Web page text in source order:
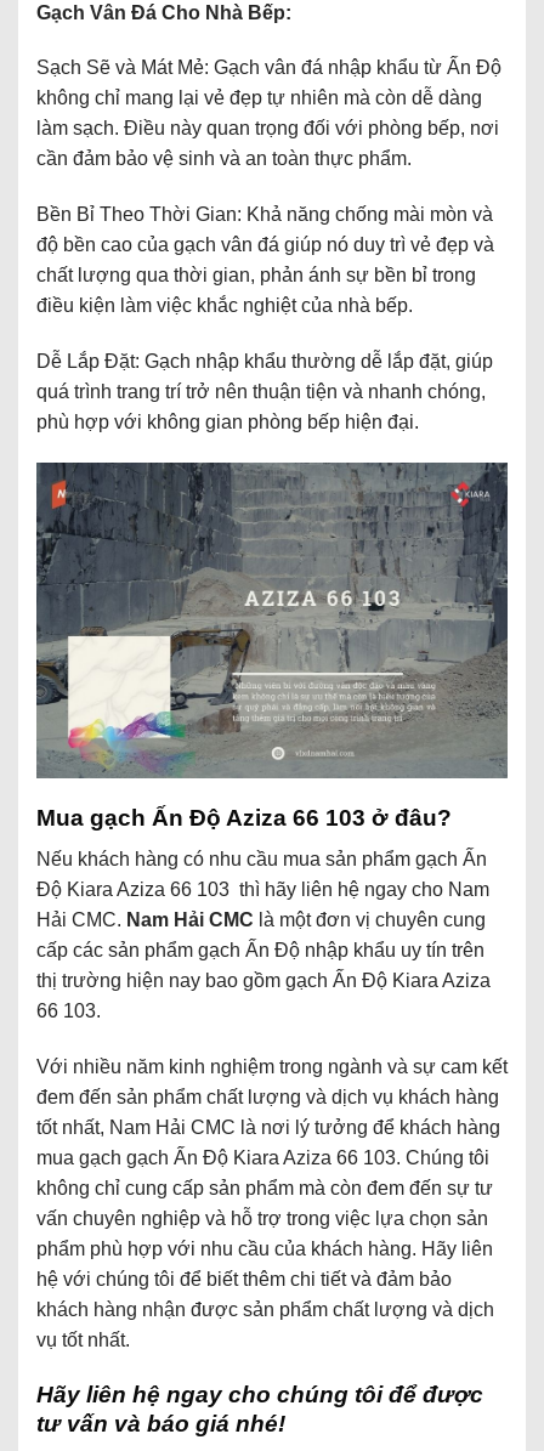
Gạch Vân Đá Cho Nhà Bếp:
Sạch Sẽ và Mát Mẻ: Gạch vân đá nhập khẩu từ Ấn Độ
không chỉ mang lại vẻ đẹp tự nhiên mà còn dễ dàng
làm sạch. Điều này quan trọng đối với phòng bếp, nơi
cần đảm bảo vệ sinh và an toàn thực phẩm.
Bền Bỉ Theo Thời Gian: Khả năng chống mài mòn và
độ bền cao của gạch vân đá giúp nó duy trì vẻ đẹp và
chất lượng qua thời gian, phản ánh sự bền bỉ trong
điều kiện làm việc khắc nghiệt của nhà bếp.
Dễ Lắp Đặt: Gạch nhập khẩu thường dễ lắp đặt, giúp
quá trình trang trí trở nên thuận tiện và nhanh chóng,
phù hợp với không gian phòng bếp hiện đại.
Mua gạch Ấn Độ Aziza 66 103 ở đâu?
Nếu khách hàng có nhu cầu mua sản phẩm gạch Ấn
Độ Kiara Aziza 66 103 thì hãy liên hệ ngay cho Nam
Hải CMC. Nam Hải CMC là một đơn vị chuyên cung
cấp các sản phẩm gạch Ấn Độ nhập khẩu uy tín trên
thị trường hiện nay bao gồm gạch Ấn Độ Kiara Aziza
66 103.
Với nhiều năm kinh nghiệm trong ngành và sự cam kết
đem đến sản phẩm chất lượng và dịch vụ khách hàng
tốt nhất, Nam Hải CMC là nơi lý tưởng để khách hàng
mua gạch gạch Ấn Độ Kiara Aziza 66 103. Chúng tôi
không chỉ cung cấp sản phẩm mà còn đem đến sự tư
vấn chuyên nghiệp và hỗ trợ trong việc lựa chọn sản
phẩm phù hợp với nhu cầu của khách hàng. Hãy liên
hệ với chúng tôi để biết thêm chi tiết và đảm bảo
khách hàng nhận được sản phẩm chất lượng và dịch
vụ tốt nhất.
Hãy liên hệ ngay cho chúng tôi để được
tư vấn và báo giá nhé!